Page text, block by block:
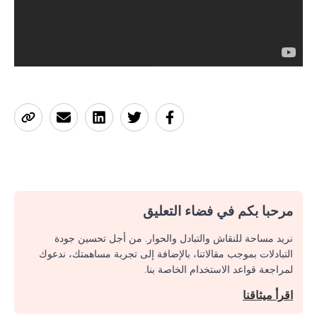
مرحبا بكم في فضاء التعليق
نريد مساحة للنقاش والتبادل والحوار. من أجل تحسين جودة
التبادلات بموجب مقالاتنا، بالإضافة إلى تجربة مساهمتك، ندعوك
لمراجعة قواعد الاستخدام الخاصة بنا.
اقرأ ميثاقنا